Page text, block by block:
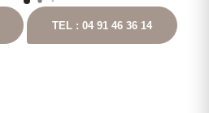
Ayant pour
les chirurgies correctrices
amaigrissement, je ne
TEL : 04 91 46 36 14